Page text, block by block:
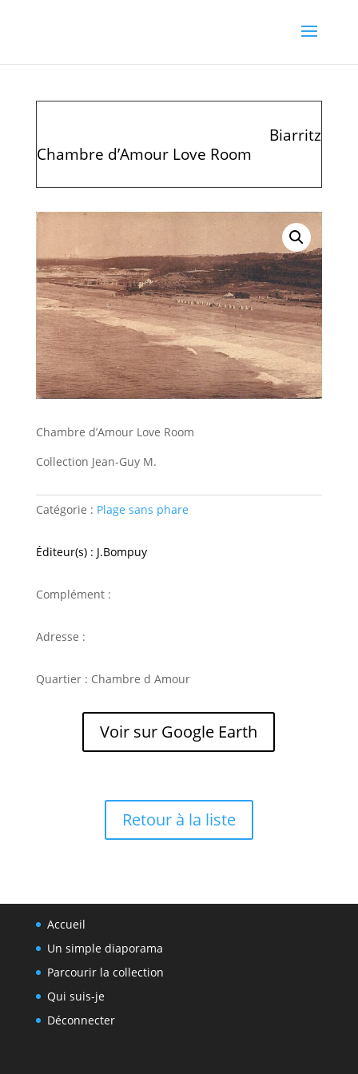
Biarritz
Chambre d’Amour Love Room
Chambre d’Amour Love Room
Collection Jean-Guy M.
Catégorie : Plage sans phare
Éditeur(s) : J.Bompuy
Complément :
Adresse :
Quartier : Chambre d Amour
Voir sur Google Earth
Retour à la liste
Accueil
Un simple diaporama
Parcourir la collection
Qui suis-je
Déconnecter